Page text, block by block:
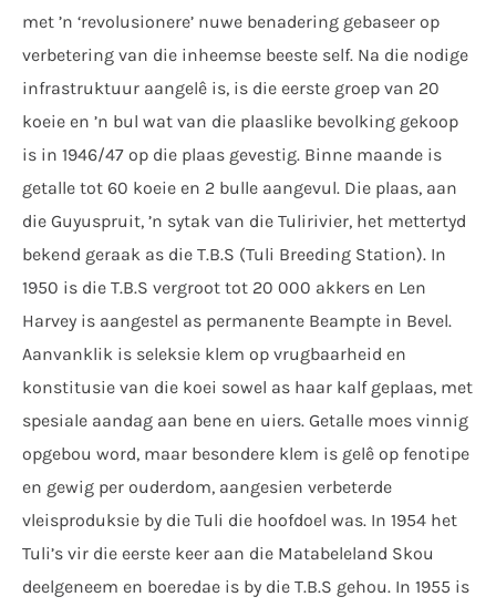
met ’n ‘revolusionere’ nuwe benadering gebaseer op
verbetering van die inheemse beeste self. Na die nodige
infrastruktuur aangelê is, is die eerste groep van 20
koeie en ’n bul wat van die plaaslike bevolking gekoop
is in 1946/47 op die plaas gevestig. Binne maande is
getalle tot 60 koeie en 2 bulle aangevul. Die plaas, aan
die Guyuspruit, ’n sytak van die Tulirivier, het mettertyd
bekend geraak as die T.B.S (Tuli Breeding Station). In
1950 is die T.B.S vergroot tot 20 000 akkers en Len
Harvey is aangestel as permanente Beampte in Bevel.
Aanvanklik is seleksie klem op vrugbaarheid en
konstitusie van die koei sowel as haar kalf geplaas, met
spesiale aandag aan bene en uiers. Getalle moes vinnig
opgebou word, maar besondere klem is gelê op fenotipe
en gewig per ouderdom, aangesien verbeterde
vleisproduksie by die Tuli die hoofdoel was. In 1954 het
Tuli’s vir die eerste keer aan die Matabeleland Skou
deelgeneem en boeredae is by die T.B.S gehou. In 1955 is